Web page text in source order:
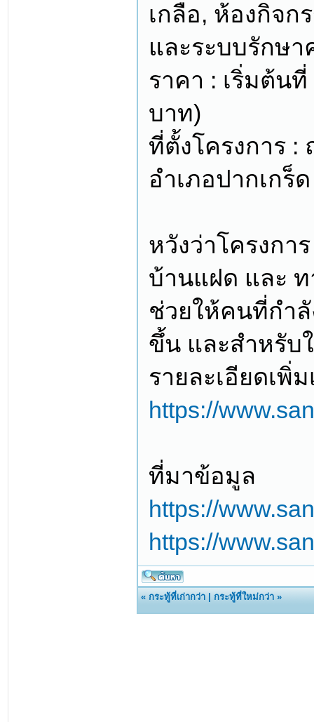
เกลือ, ห้องกิจก
และระบบรักษ
ราคา : เริ่มต้น
บาท)
ที่ตั้งโครงการ :
อำเภอปากเกร็
หวังว่าโครงกา
บ้านแฝด และ
ช่วยให้คนที่กำ
ขึ้น และสำหรับ
รายละเอียดเพิ่
https://
ที่มาข้อมูล
https://
https://
«กระทู้ที่เก่ากว่า |กระทู้ที่ใหม่กว่า »